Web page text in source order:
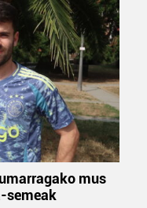
hirugarrenen cookie-
eta
teknologiaz
teknologia hori
diguzu.Gehiago
mus
semeak